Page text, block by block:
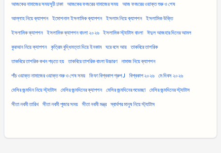
আজকের নামাজের সময়সূচী ঢাকা আজকের ফজরের নামাজের সময় আজ ফজরের ওয়াক্ত শুরু ও শেষ
আল্লাহ নিয়ে ক্যাপশন ইমোশনাল ইসলামিক ক্যাপশন ইসলাম নিয়ে ক্যাপশন ইসলামিক উক্তি
ইসলামিক ক্যাপশন ইসলামিক ক্যাপশন বাংলা ২০২৬ ইসলামিক স্ট্যাটাস বাংলা ঈদুল আজহার দিনের আমল
কুরআন নিয়ে ক্যাপশন কৃত্রিম বুদ্ধিমত্তা দিয়ে ইনকাম ঘরে বসে আয় তাকবিরে তাশরিক
তাকবিরে তাশরিক কখন পড়তে হয় তাকবিরে তাশরিক বাংলা উচ্চারণ নামাজ নিয়ে ক্যাপশন
পাঁচ ওয়াক্ত নামাজের ওয়াক্ত শুরু ও শেষ সময় ফিফা বিশ্বকাপ গ্রুপ J বিশ্বকাপ ২০২৬ মে দিবস ২০২৬
মেসির জন্মদিন নিয়ে স্ট্যাটাস মেসির জন্মদিনের ক্যাপশন মেসির জন্মদিনের শুভেচ্ছা মেসির জন্মদিনের স্ট্যাটাস
সীতা নবমী তারিখ সীতা নবমী পূজার সময় সীতা নবমী মন্ত্র স্বার্থপর মানুষ নিয়ে স্ট্যাটাস